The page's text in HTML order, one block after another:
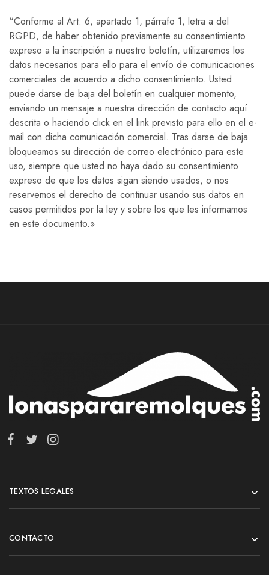
“Conforme al Art. 6, apartado 1, párrafo 1, letra a del
RGPD, de haber obtenido previamente su consentimiento
expreso a la inscripción a nuestro boletín, utilizaremos los
datos necesarios para ello para el envío de comunicaciones
comerciales de acuerdo a dicho consentimiento. Usted
puede darse de baja del boletín en cualquier momento,
enviando un mensaje a nuestra dirección de contacto aquí
descrita o haciendo click en el link previsto para ello en el e-
mail con dicha comunicación comercial. Tras darse de baja
bloqueamos su dirección de correo electrónico para este
uso, siempre que usted no haya dado su consentimiento
expreso de que los datos sigan siendo usados, o nos
reservemos el derecho de continuar usando sus datos en
casos permitidos por la ley y sobre los que les informamos
en este documento.»
TEXTOS LEGALES
CONTACTO